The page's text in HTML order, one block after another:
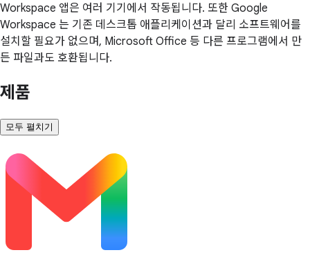
Workspace 앱은 여러 기기에서 작동됩니다. 또한 Google
Workspace 는 기존 데스크톱 애플리케이션과 달리 소프트웨어를
설치할 필요가 없으며, Microsoft Office 등 다른 프로그램에서 만
든 파일과도 호환됩니다.
제품
모두 펼치기